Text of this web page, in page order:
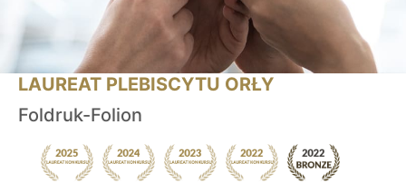
LAUREAT PLEBISCYTU ORŁY
Foldruk-Folion